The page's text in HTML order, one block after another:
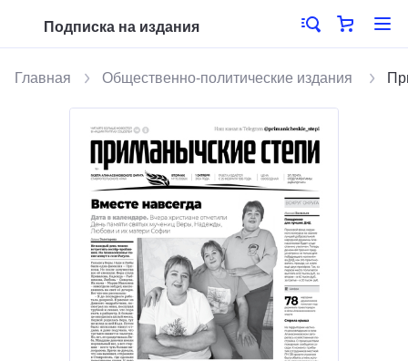
Подписка на издания
Главная Общественно-политические издания